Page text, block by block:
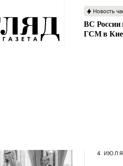
Новость
ВС России
ГСМ в
4 ИЮЛЯ